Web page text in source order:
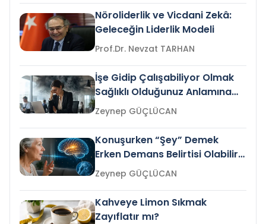
Nöroliderlik ve Vicdani Zekâ:
Geleceğin Liderlik Modeli
Prof.Dr. Nevzat TARHAN
İşe Gidip Çalışabiliyor Olmak
Sağlıklı Olduğunuz Anlamına
Gelir mi?Zeynep GÜÇLÜCAN
Konuşurken “Şey” Demek
Erken Demans Belirtisi Olabilir
mi?
Zeynep GÜÇLÜCAN
Kahveye Limon Sıkmak
Zayıflatır mı?